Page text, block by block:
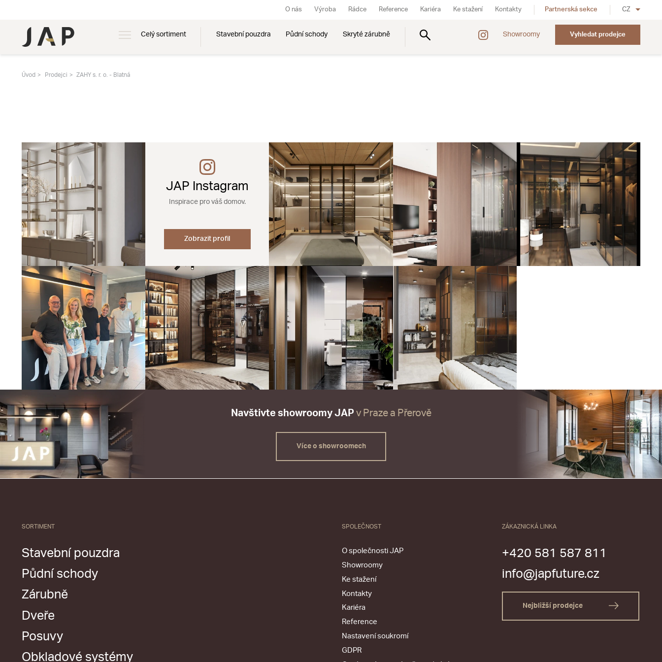
Celý sortiment Stavební pouzdra Půdní schody Skryté zárubně Showroomy Vyhledat prodejce
O nás Výroba Rádce Reference Kariéra Ke stažení Kontakty Partnerská sekce CZ
Úvod Prodejci ZAHY s. r. o. - Blatná
JAP Instagram
Inspirace pro váš domov.
Zobrazit profil
Navštivte showroomy JAP v Praze a Přerově
Více o showroomech
SORTIMENT
Stavební pouzdra
Půdní schody
Zárubně
Dveře
Posuvy
Obkladové systémy
SPOLEČNOST
O společnosti JAP
Showroomy
Ke stažení
Kontakty
Kariéra
Reference
Nastavení soukromí
GDPR
ZÁKAZNICKÁ LINKA
+420 581 587 811
info@japfuture.cz
Nejbližší prodejce